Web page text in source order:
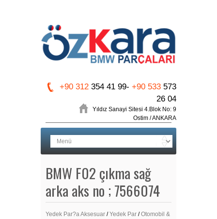
+90 312 354 41 99- +90 533 573
26 04
Yıldız Sanayi Sitesi 4.Blok No: 9
Ostim / ANKARA
BMW F02 çıkma sağ
arka aks no ; 7566074
Yedek Par?a Aksesuar /Yedek Par /Otomobil &